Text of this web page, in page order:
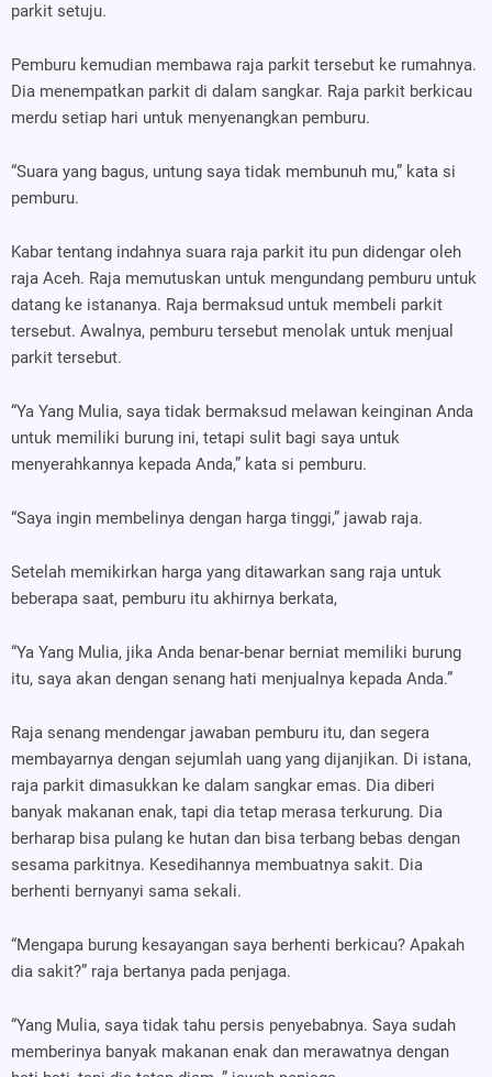
parkit setuju.
Pemburu kemudian membawa raja parkit tersebut ke rumahnya.
Dia menempatkan parkit di dalam sangkar. Raja parkit berkicau
merdu setiap hari untuk menyenangkan pemburu.
“Suara yang bagus, untung saya tidak membunuh mu,” kata si
pemburu.
Kabar tentang indahnya suara raja parkit itu pun didengar oleh
raja Aceh. Raja memutuskan untuk mengundang pemburu untuk
datang ke istananya. Raja bermaksud untuk membeli parkit
tersebut. Awalnya, pemburu tersebut menolak untuk menjual
parkit tersebut.
“Ya Yang Mulia, saya tidak bermaksud melawan keinginan Anda
untuk memiliki burung ini, tetapi sulit bagi saya untuk
menyerahkannya kepada Anda,” kata si pemburu.
“Saya ingin membelinya dengan harga tinggi,” jawab raja.
Setelah memikirkan harga yang ditawarkan sang raja untuk
beberapa saat, pemburu itu akhirnya berkata,
“Ya Yang Mulia, jika Anda benar-benar berniat memiliki burung
itu, saya akan dengan senang hati menjualnya kepada Anda.”
Raja senang mendengar jawaban pemburu itu, dan segera
membayarnya dengan sejumlah uang yang dijanjikan. Di istana,
raja parkit dimasukkan ke dalam sangkar emas. Dia diberi
banyak makanan enak, tapi dia tetap merasa terkurung. Dia
berharap bisa pulang ke hutan dan bisa terbang bebas dengan
sesama parkitnya. Kesedihannya membuatnya sakit. Dia
berhenti bernyanyi sama sekali.
“Mengapa burung kesayangan saya berhenti berkicau? Apakah
dia sakit?” raja bertanya pada penjaga.
“Yang Mulia, saya tidak tahu persis penyebabnya. Saya sudah
memberinya banyak makanan enak dan merawatnya dengan